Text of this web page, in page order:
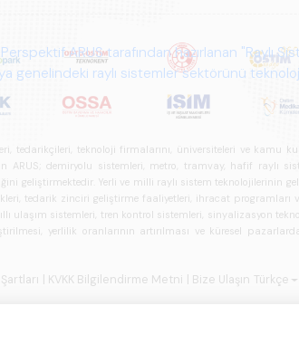
ARUS tarafından hazırlanan "Raylı
raylı sistemler sektörünü
bir referans çalışmasıdır.
tedarikçileri, teknoloji firmalarını, üniversiteleri ve
demiryolu sistemleri, metro, tramvay, hafif raylı
geliştirmektedir. Yerli ve milli raylı sistem teknolojilerinin
tedarik zinciri geliştirme faaliyetleri, ihracat
ulaşım sistemleri, tren kontrol sistemleri, sinyalizasyon
yerlilik oranlarının artırılması ve küresel
| KVKK Bilgilendirme Metni | Bize Ulaşın Türkçe